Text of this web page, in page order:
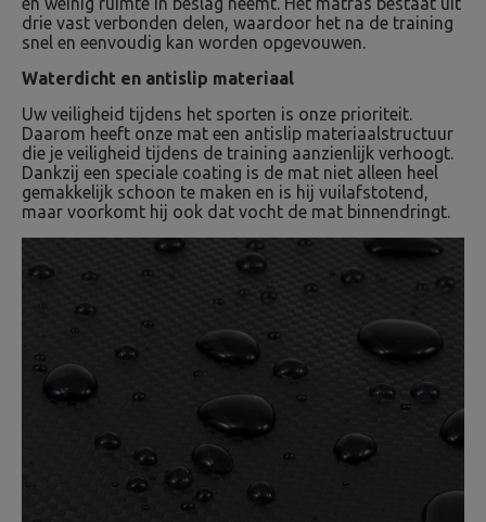
drie vast verbonden delen, waardoor het na de training
snel en eenvoudig kan worden opgevouwen.
Waterdicht en antislip materiaal
Uw veiligheid tijdens het sporten is onze prioriteit.
Daarom heeft onze mat een antislip materiaalstructuur
die je veiligheid tijdens de training aanzienlijk verhoogt.
Dankzij een speciale coating is de mat niet alleen heel
gemakkelijk schoon te maken en is hij vuilafstotend,
maar voorkomt hij ook dat vocht de mat binnendringt.